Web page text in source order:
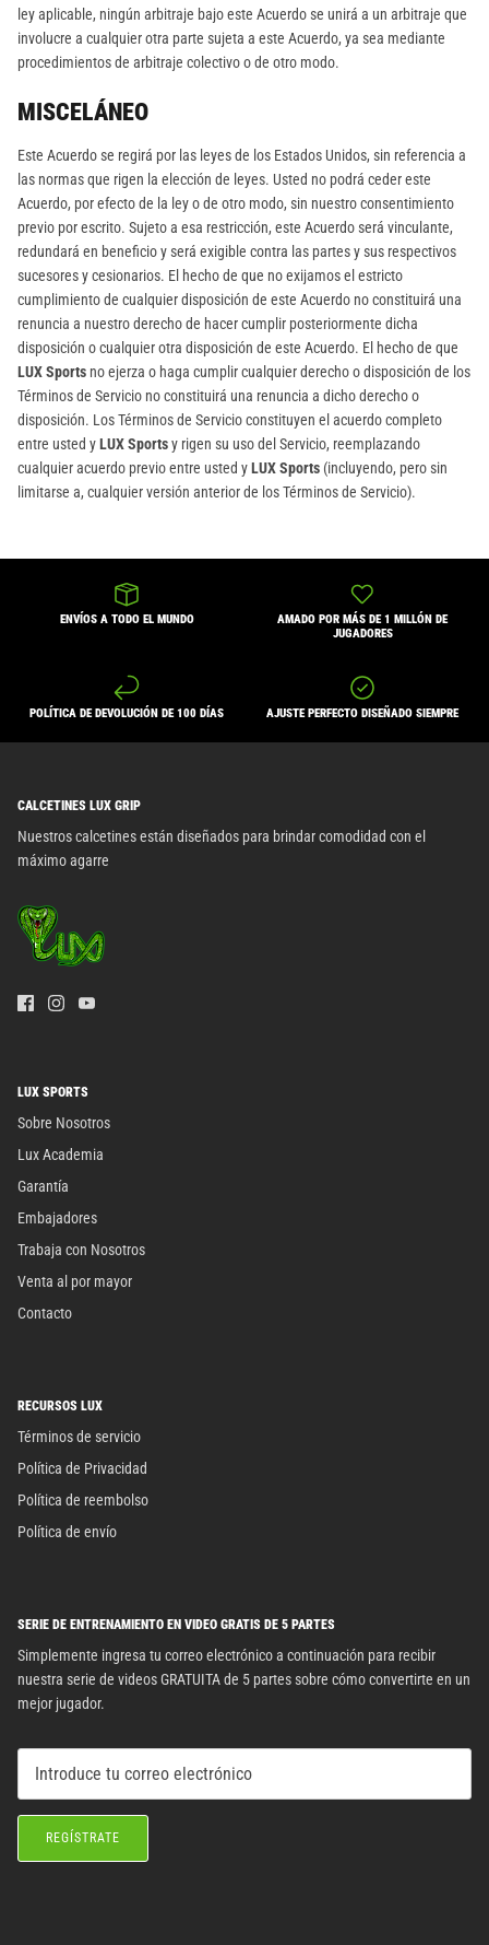
ley aplicable, ningún arbitraje bajo este Acuerdo se unirá a un arbitraje que
involucre a cualquier otra parte sujeta a este Acuerdo, ya sea mediante
procedimientos de arbitraje colectivo o de otro modo.
MISCELÁNEO
Este Acuerdo se regirá por las leyes de los Estados Unidos, sin referencia a
las normas que rigen la elección de leyes. Usted no podrá ceder este
Acuerdo, por efecto de la ley o de otro modo, sin nuestro consentimiento
previo por escrito. Sujeto a esa restricción, este Acuerdo será vinculante,
redundará en beneficio y será exigible contra las partes y sus respectivos
sucesores y cesionarios. El hecho de que no exijamos el estricto
cumplimiento de cualquier disposición de este Acuerdo no constituirá una
renuncia a nuestro derecho de hacer cumplir posteriormente dicha
disposición o cualquier otra disposición de este Acuerdo. El hecho de que
LUX Sports no ejerza o haga cumplir cualquier derecho o disposición de los
Términos de Servicio no constituirá una renuncia a dicho derecho o
disposición. Los Términos de Servicio constituyen el acuerdo completo
entre usted yLUX Sportsy rigen su uso del Servicio, reemplazando
cualquier acuerdo previo entre usted yLUX Sports (incluyendo, pero sin
limitarse a, cualquier versión anterior de los Términos de Servicio).
ENVÍOS A TODO EL MUNDO
AMADO POR MÁS DE 1 MILLÓN DE
JUGADORES
POLÍTICA DE DEVOLUCIÓN DE 100 DÍAS AJUSTE PERFECTO DISEÑADO SIEMPRE
CALCETINES LUX GRIP
Nuestros calcetines están diseñados para brindar comodidad con el
máximo agarre
LUX SPORTS
Sobre Nosotros
Lux Academia
Garantía
Embajadores
Trabaja con Nosotros
Venta al por mayor
Contacto
RECURSOS LUX
Términos de servicio
Política de Privacidad
Política de reembolso
Política de envío
SERIE DE ENTRENAMIENTO EN VIDEO GRATIS DE 5 PARTES
Simplemente ingresa tu correo electrónico a continuación para recibir
nuestra serie de videos GRATUITA de 5 partes sobre cómo convertirte en un
mejor jugador.
REGÍSTRATE